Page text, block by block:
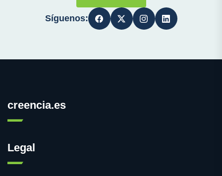
Síguenos:
creencia.es
Legal